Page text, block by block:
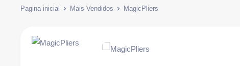
Pagina inicial Mais Vendidos MagicPliers